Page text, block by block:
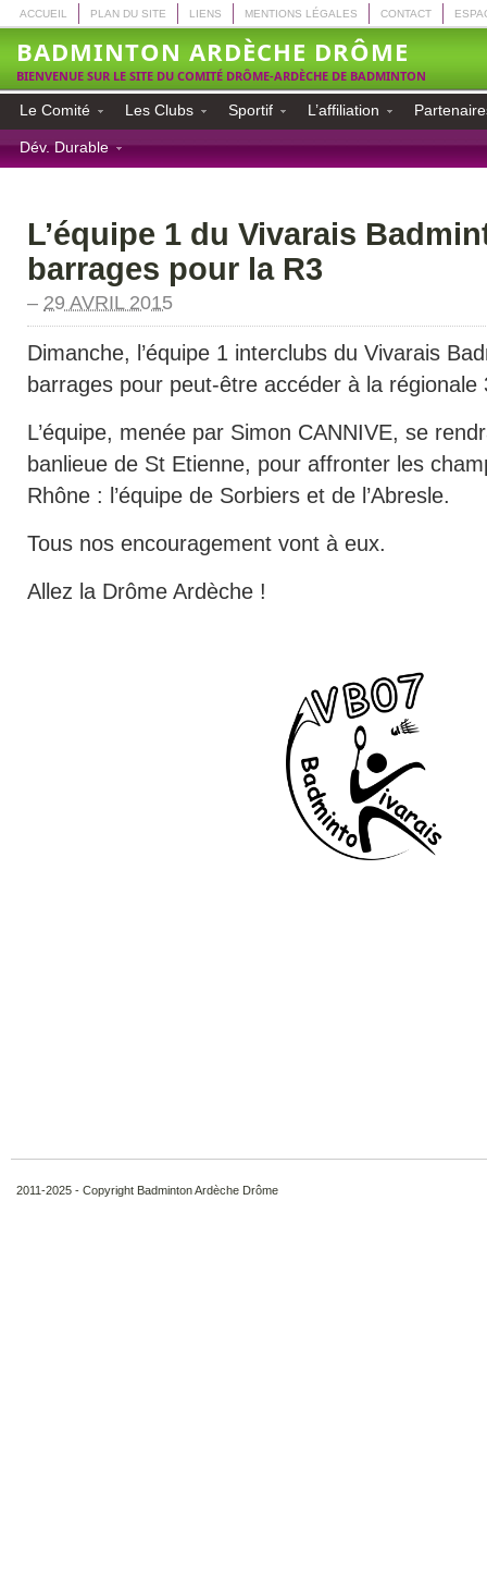
ACCUEIL PLAN DU SITE LIENS MENTIONS LÉGALES CONTACT
BADMINTON ARDÈCHE DRÔME
BIENVENUE SUR LE SITE DU COMITÉ DRÔME-ARDÈCHE DE BADMINTON
Le Comité Les Clubs Sportif L’affiliation
Dév. Durable
L’équipe 1 du Vivarais
barrages pour la R3
– 29 AVRIL 2015
Dimanche, l’équipe 1 interclubs du Vivarais
barrages pour peut-être accéder à la régionale
L’équipe, menée par Simon CANNIVE, se
banlieue de St Etienne, pour affronter les
Rhône : l’équipe de Sorbiers et de l’Abresle.
Tous nos encouragement vont à eux.
Allez la Drôme Ardèche !
2011-2025 - Copyright Badminton Ardèche Drôme